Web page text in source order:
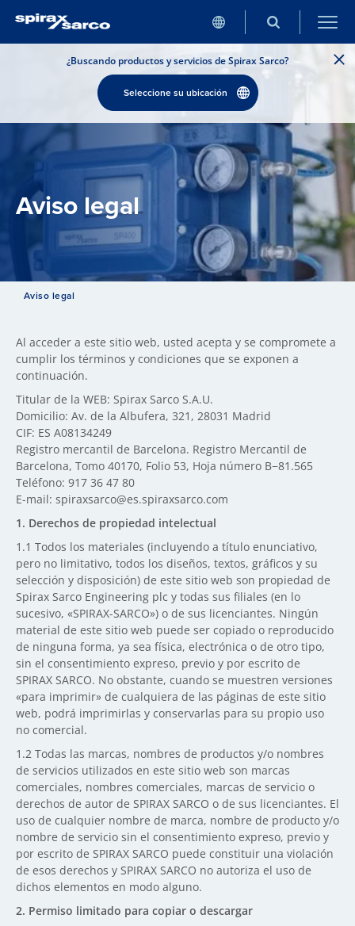
¿Buscando productos y servicios de Spirax Sarco?
Seleccione su ubicación
Aviso legal
Aviso legal
Al acceder a este sitio web, usted acepta y se compromete a
cumplir los términos y condiciones que se exponen a
continuación.
Titular de la WEB: Spirax Sarco S.A.U.
Domicilio: Av. de la Albufera, 321, 28031 Madrid
CIF: ES A08134249
Registro mercantil de Barcelona. Registro Mercantil de
Barcelona, Tomo 40170, Folio 53, Hoja número B−81.565
Teléfono: 917 36 47 80
E-mail: spiraxsarco@es.spiraxsarco.com
1. Derechos de propiedad intelectual
1.1 Todos los materiales (incluyendo a título enunciativo,
pero no limitativo, todos los diseños, textos, gráficos y su
selección y disposición) de este sitio web son propiedad de
Spirax Sarco Engineering plc y todas sus filiales (en lo
sucesivo, «SPIRAX-SARCO») o de sus licenciantes. Ningún
material de este sitio web puede ser copiado o reproducido
de ninguna forma, ya sea física, electrónica o de otro tipo,
sin el consentimiento expreso, previo y por escrito de
SPIRAX SARCO. No obstante, cuando se muestren versiones
«para imprimir» de cualquiera de las páginas de este sitio
web, podrá imprimirlas y conservarlas para su propio uso
no comercial.
1.2 Todas las marcas, nombres de productos y/o nombres
de servicios utilizados en este sitio web son marcas
comerciales, nombres comerciales, marcas de servicio o
derechos de autor de SPIRAX SARCO o de sus licenciantes. El
uso de cualquier nombre de marca, nombre de producto y/o
nombre de servicio sin el consentimiento expreso, previo y
por escrito de SPIRAX SARCO puede constituir una violación
de esos derechos y SPIRAX SARCO no autoriza el uso de
dichos elementos en modo alguno.
2. Permiso limitado para copiar o descargar